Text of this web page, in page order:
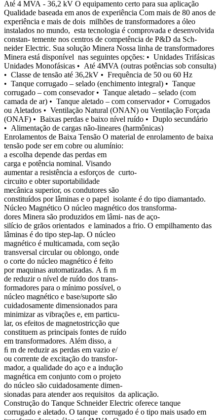
Até 4 MVA - 36,2 kV O equipamento certo para sua aplicação
Qualidade baseada em anos de experiência Com mais de 80 anos de
experiência e mais de dois milhões de transformadores a óleo
instalados no mundo, esta tecnologia é comprovada e desenvolvida
constan- temente nos centros de competência de P&D da Sch-
neider Electric. Sua solução Minera Nossa linha de transformadores
Minera está disponível nas seguintes opções: • Unidades Trifásicas
Unidades Monofásicas • Até 4MVA (outras potências sob consulta)
• Classe de tensão até 36,2kV • Frequência de 50 ou 60 Hz
• Tanque corrugado – selado (enchimento integral) • Tanque
corrugado – com consevador • Tanque aletado – selado (com
camada de ar) • Tanque aletado – com conservador • Corrugados
ou Aletados • Ventilação Natural (ONAN) ou Ventilação Forçada
(ONAF) • Baixas perdas e baixo nível ruído • Duplo secundário
• Alimentação de cargas não-lineares (harmônicas)
Enrolamentos de Baixa Tensão O material de enrolamento de baixa
tensão pode ser em cobre ou alumínio:
a escolha depende das perdas em
carga e potência nominal. Visando
aumentar a resistência a esforços de curto-
circuito e obter suportabilidade
mecânica superior, os condutores são
constituídos por lâminas e o papel isolante é do tipo diamantado.
Núcleo Magnético O núcleo magnético dos transforma-
dores Minera são produzidos em lâmi- nas de aço-
silício de grãos orientados e laminados a frio. O empilhamento das
lâminas é do tipo step-lap. O núcleo
magnético é multicamada, com seção
transversal circular ou oblongo, onde
o corte do núcleo magnético é feito
por maquinas automatizadas. A ﬁ m
de reduzir o nível de ruído dos trans-
formadores para o mínimo possível, o
núcleo magnético e base/suporte são
cuidadosamente dimensionados para
minimizar as vibrações e, em particu-
lar, os efeitos de magnetostricção que
constituem as principais fontes de ruído
em transformadores. Além disso, a
ﬁ m de reduzir as perdas em vazio e/
ou corrente de excitação do transfor-
mador, a qualidade do aço e a indução
magnética em conjunto com o projeto
do núcleo são cuidadosamente dimen-
sionadas para atender aos requisitos da aplicação.
Construção do Tanque Schneider Electric oferece tanque
corrugado e aletado. O tanque corrugado é o tipo mais usado em